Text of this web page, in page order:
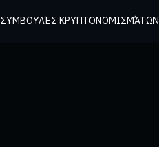
ΣΥΜΒΟΥΛΈΣ ΚΡΥΠΤΟΝΟΜΙΣΜΆΤΩΝ